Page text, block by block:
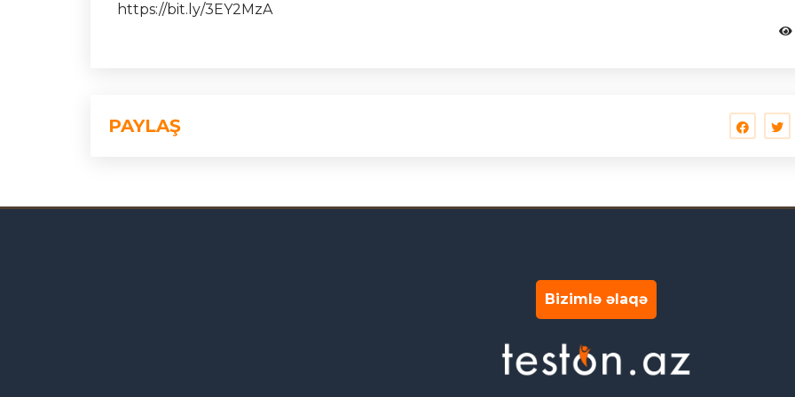
https://bit.ly/3EY2MzA
PAYLAŞ
Bizimlə əlaqə